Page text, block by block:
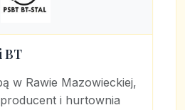
BT
w Rawie Mazowieckiej,
i hurtownia